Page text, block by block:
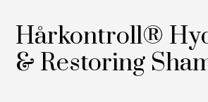
Hårkontroll®
& Restoring